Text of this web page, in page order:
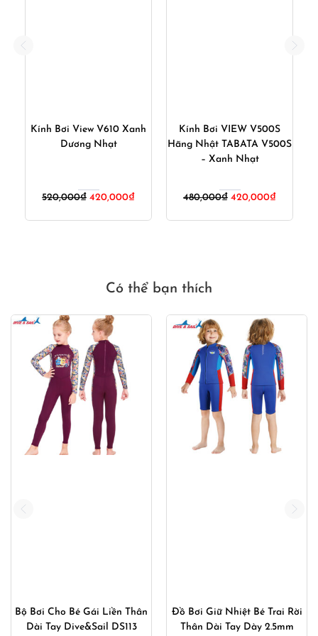
Kính Bơi View V610 Xanh
Dương Nhạt
520,000₫ Giá
420,000₫Giá
Kính Bơi VIEW V500S
Hãng Nhật TABATA V500S
– Xanh Nhạt
480,000₫ Giá
420,000₫Giá
Có thể bạn thích
Bộ Bơi Cho Bé Gái Liền Thân
Dài Tay Dive&Sail DS113
Đồ Bơi Giữ Nhiệt Bé Trai Rời
Thân Dài Tay Dày 2.5mm